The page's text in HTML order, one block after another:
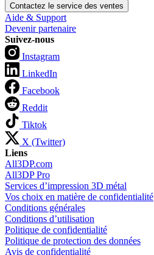
Contactez le service des ventes
Aide & Support
Devenir partenaire
Suivez-nous
Instagram
LinkedIn
Facebook
Reddit
Tiktok
X (Twitter)
Liens
All3DP.com
All3DP Pro
Services d’impression 3D métal
Vos choix en matière de confidentialité
Conditions générales
Conditions d’utilisation
Politique de confidentialité
Politique de protection des données
Avis de confidentialité